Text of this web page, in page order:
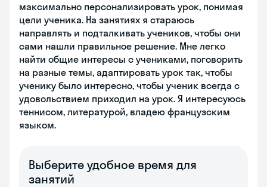
максимально персонализировать урок, понимая
цели ученика. На занятиях я стараюсь
направлять и подталкивать учеников, чтобы они
сами нашли правильное решение. Мне легко
найти общие интересы с учениками, поговорить
на разные темы, адаптировать урок так, чтобы
ученику было интересно, чтобы ученик всегда с
удовольствием приходил на урок. Я интересуюсь
теннисом, литературой, владею французским
языком.
Выберите удобное время для
занятий